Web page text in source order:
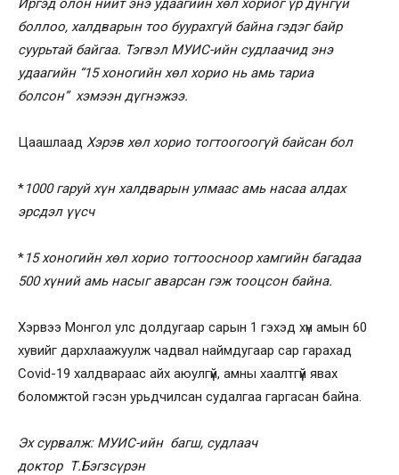
Иргэд олон нийт энэ удаагийн хөл хориог үр дүнгүй
боллоо, халдварын тоо буурахгүй байна гэдэг байр
суурьтай байгаа. Тэгвэл МУИС-ийн судлаачид энэ
удаагийн “15 хоногийн хөл хорио нь амь тариа
болсон” хэмээн дүгнэжээ.
Цаашлаад Хэрэв хөл хорио тогтоогоогүй байсан бол
*1000 гаруй хүн халдварын улмаас амь насаа алдах
эрсдэл үүсч
*15 хоногийн хөл хорио тогтоосноор хамгийн багадаа
500 хүний амь насыг аварсан гэж тооцсон байна.
Хэрвээ Монгол улс долдугаар сарын 1 гэхэд хүн амын 60
хувийг дархлаажуулж чадвал наймдугаар сар гарахад
Covid-19 халдвараас айх аюулгүй, амны хаалтгүй явах
боломжтой гэсэн урьдчилсан судалгаа гаргасан байна.
Эх сурвалж: МУИС-ийн багш, судлаач
доктор Т.Бэгзсүрэн